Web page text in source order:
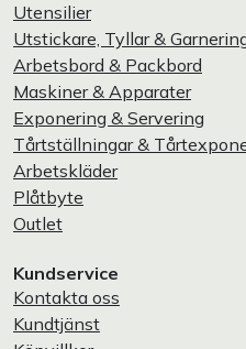
Utensilier
Utstickare, Tyllar &
Arbetsbord & Packbord
Maskiner & Apparater
Exponering & Servering
Tårtställningar &
Arbetskläder
Plåtbyte
Outlet
Kundservice
Kontakta oss
Kundtjänst